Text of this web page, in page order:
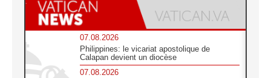
07.08.2026
Philippines: le vicariat apostolique de
Calapan devient un diocèse
07.08.2026